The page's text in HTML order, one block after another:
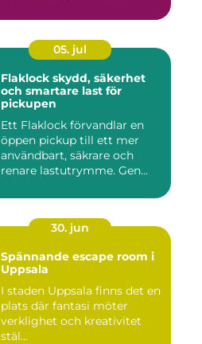
05. jul
Flaklock skydd, säkerhet
och smartare last för
pickupen
Ett Flaklock förvandlar en
öppen pickup till ett mer
användbart, säkrare och
renare lastutrymme. Gen...
30. jun
Spännande escape room i
Uppsala
I staden Uppsala finns det en
plats där fantasi möter
verklighet och kreativitet
stäl...